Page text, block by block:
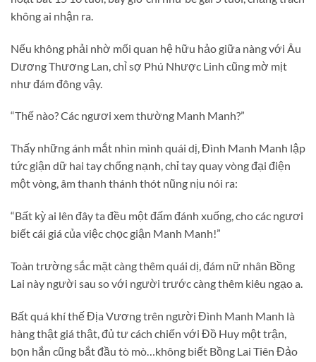
không ai nhận ra.
Nếu không phải nhờ mối quan hệ hữu hảo giữa nàng với Âu
Dương Thương Lan, chỉ sợ Phú Nhược Linh cũng mờ mịt
như đám đông vậy.
“Thế nào? Các ngươi xem thường Manh Manh?”
Thấy những ánh mắt nhìn mình quái dị, Đình Manh Manh lập
tức giận dữ hai tay chống nạnh, chỉ tay quay vòng đại điện
một vòng, âm thanh thánh thót nũng nịu nói ra:
“Bất kỳ ai lên đây ta đều một đấm đánh xuống, cho các ngươi
biết cái giá của việc chọc giận Manh Manh!”
Toàn trường sắc mặt càng thêm quái dị, đám nữ nhân Bồng
Lai này người sau so với người trước càng thêm kiêu ngạo a.
Bất quá khí thế Địa Vương trên người Đình Manh Manh là
hàng thật giá thật, đủ tư cách chiến với Đồ Huy một trận,
bọn hắn cũng bắt đầu tò mò…không biết Bồng Lai Tiên Đảo